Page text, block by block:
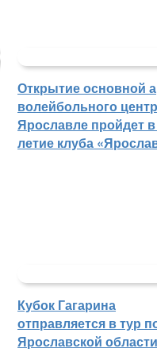
Открытие основной
волейбольного
Ярославле пройдет в
летие клуба
Кубок Гагарина
отправляется в тур
Ярославской области